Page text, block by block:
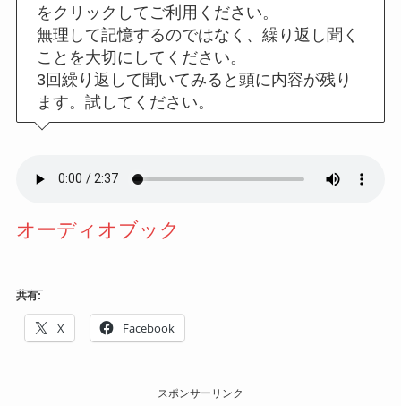
をクリックしてご利用ください。
無理して記憶するのではなく、繰り返し聞く
ことを大切にしてください。
3回繰り返して聞いてみると頭に内容が残り
ます。試してください。
オーディオブック
共有:
X Facebook
スポンサーリンク